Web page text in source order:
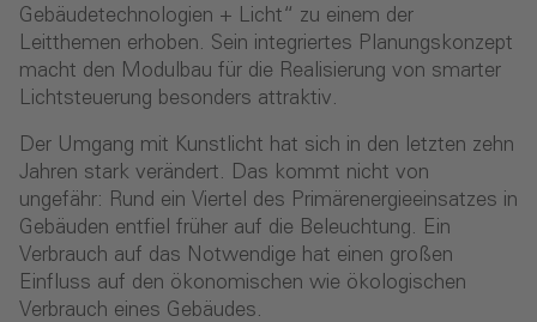
Gebäudetechnologien + Licht“ zu einem der
Leitthemen erhoben. Sein integriertes Planungskonzept
macht den Modulbau für die Realisierung von smarter
Lichtsteuerung besonders attraktiv.
Der Umgang mit Kunstlicht hat sich in den letzten zehn
Jahren stark verändert. Das kommt nicht von
ungefähr: Rund ein Viertel des Primärenergieeinsatzes in
Gebäuden entfiel früher auf die Beleuchtung. Ein
Verbrauch auf das Notwendige hat einen großen
Einfluss auf den ökonomischen wie ökologischen
Verbrauch eines Gebäudes.